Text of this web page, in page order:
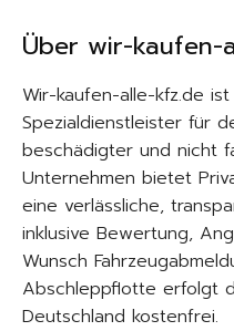
Über wir-kaufen-
Wir-kaufen-alle-kfz.de
Spezialdienstleister für
beschädigter und nicht
Unternehmen bietet
eine verlässliche,
inklusive Bewertung,
Wunsch
Abschleppflotte erfolgt
Deutschland kostenfrei.